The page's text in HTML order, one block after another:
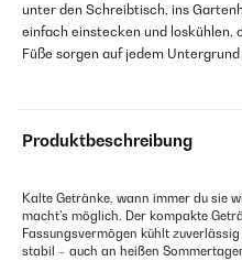
unter den Schreibtisch, ins
einfach einstecken und loskühlen,
Füße sorgen auf jedem
Produktbeschreibung
Kalte Getränke, wann immer du sie
macht's möglich. Der kompakte
Fassungsvermögen kühlt
stabil – auch an heißen